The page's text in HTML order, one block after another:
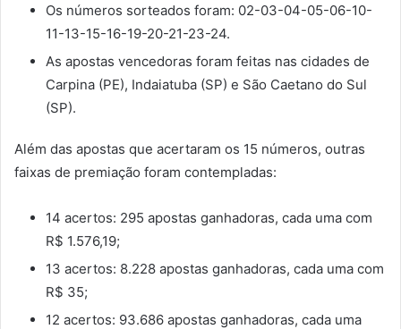
Os números sorteados foram: 02-03-04-05-06-10-
11-13-15-16-19-20-21-23-24.
As apostas vencedoras foram feitas nas cidades de
Carpina (PE), Indaiatuba (SP) e São Caetano do Sul
(SP).
Além das apostas que acertaram os 15 números, outras
faixas de premiação foram contempladas:
14 acertos: 295 apostas ganhadoras, cada uma com
R$ 1.576,19;
13 acertos: 8.228 apostas ganhadoras, cada uma com
R$ 35;
12 acertos: 93.686 apostas ganhadoras, cada uma